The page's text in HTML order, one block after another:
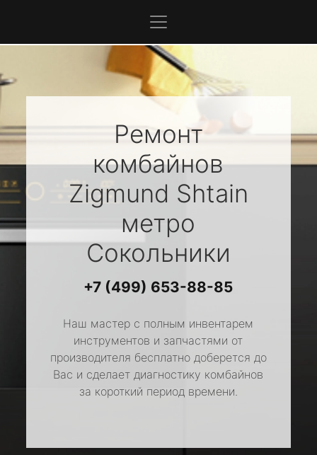
Ремонт
комбайнов
Zigmund Shtain
метро
Сокольники
+7 (499) 653-88-85
Наш мастер с полным инвентарем
инструментов и запчастями от
производителя бесплатно доберется до
Вас и сделает диагностику комбайнов
за короткий период времени.